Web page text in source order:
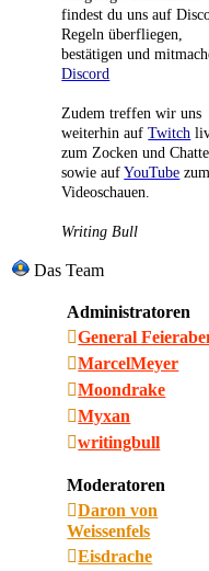
findest du uns auf
Regeln überfliegen,
bestätigen und
Discord
Zudem treffen wir uns
weiterhin aufTwitch
zum Zocken und
sowie aufYouTube
Videoschauen.
Writing Bull
Das Team
Administratoren
General
MarcelMeyer
Moondrake
Myxan
writingbull
Moderatoren
Daron von
Weissenfels
Eisdrache